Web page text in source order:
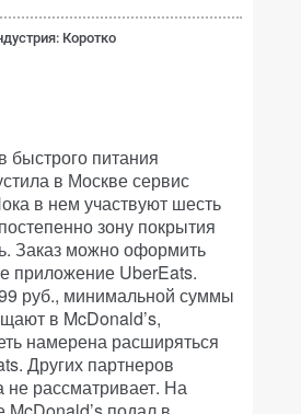
Коротко
быстрого питания
в Москве сервис
в нем участвуют шесть
зону покрытия
Заказ можно оформить
приложение UberEats.
руб., минимальной суммы
в McDonald’s,
намерена расширяться
Других партнеров
не рассматривает. На